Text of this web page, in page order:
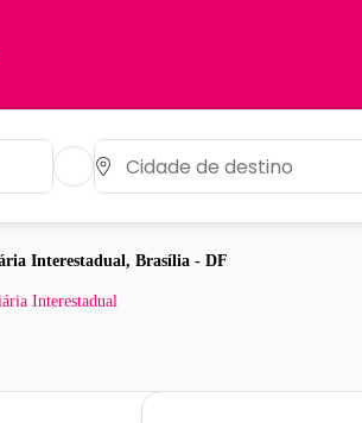
Interestadual, Brasília - DF
Interestadual